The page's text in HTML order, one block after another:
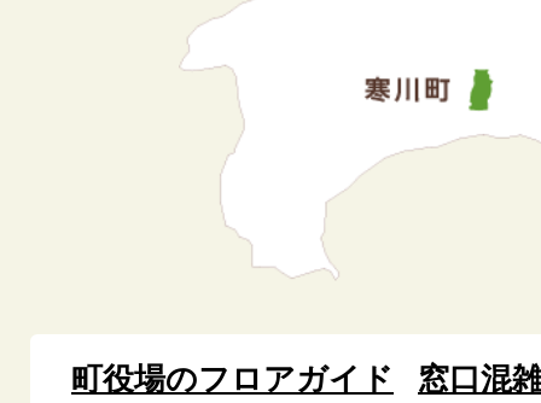
町役場のフロアガイド
窓口混